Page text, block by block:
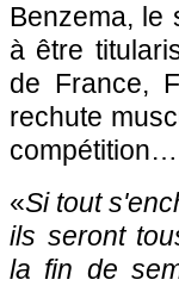
Benzema, le
à être
de France,
rechute
compétition…
«Si tout
ils seront
la fin de